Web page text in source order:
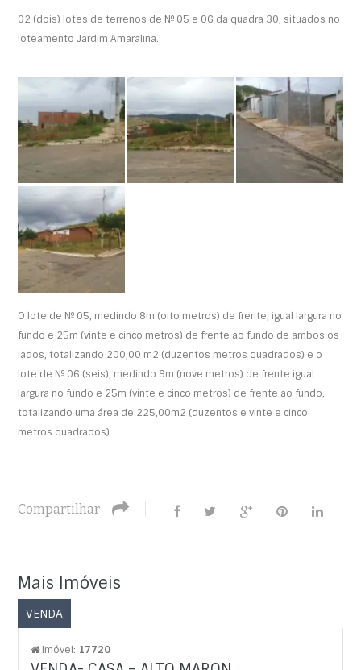
02 (dois) lotes de terrenos de Nº 05 e 06 da quadra 30, situados no
loteamento Jardim Amaralina.
O lote de Nº 05, medindo 8m (oito metros) de frente, igual largura no
fundo e 25m (vinte e cinco metros) de frente ao fundo de ambos os
lados, totalizando 200,00 m2 (duzentos metros quadrados) e o
lote de Nº 06 (seis), medindo 9m (nove metros) de frente igual
largura no fundo e 25m (vinte e cinco metros) de frente ao fundo,
totalizando uma área de 225,00m2 (duzentos e vinte e cinco
metros quadrados)
Compartilhar
Mais Imóveis
VENDA
Imóvel: 17720